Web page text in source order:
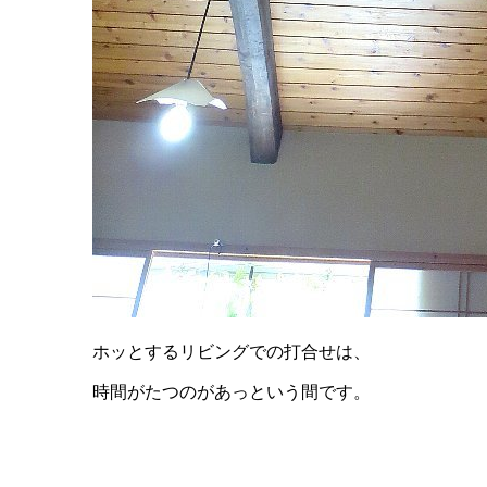
ホッとするリビングでの打合せは、
時間がたつのがあっという間です。